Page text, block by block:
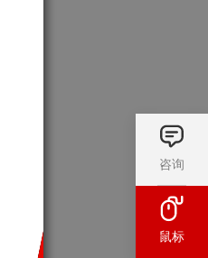
咨询
鼠标